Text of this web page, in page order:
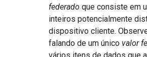
federado que consiste em
inteiros potencialmente
dispositivo cliente.
falando de um único valor